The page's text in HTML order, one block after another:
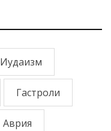
Иудаизм
Гастроли
Аврия